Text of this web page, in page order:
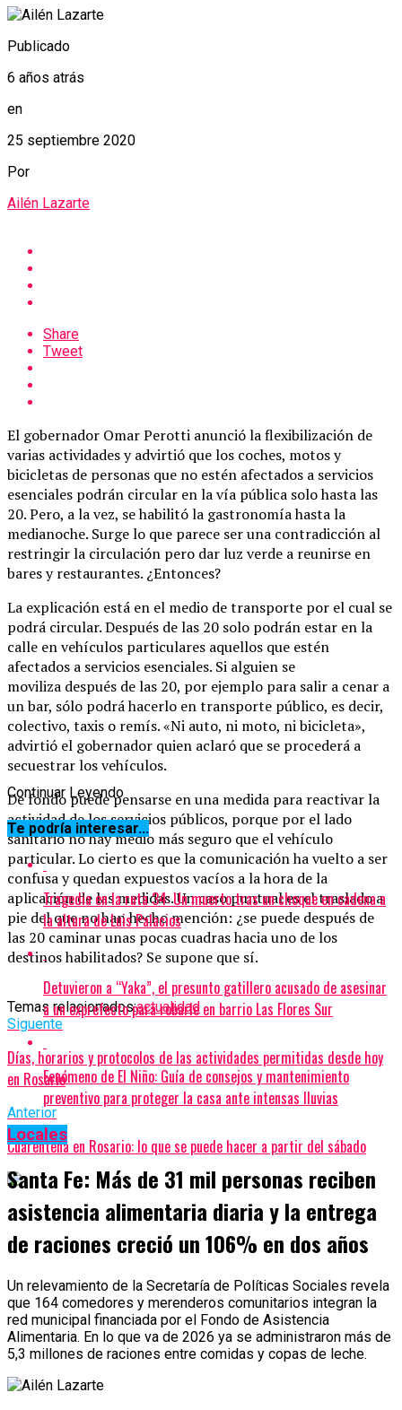
Publicado
6 años atrás
en
25 septiembre 2020
Por
Ailén Lazarte
Share
Tweet
El gobernador Omar Perotti anunció la flexibilización de
varias actividades y advirtió que los coches, motos y
bicicletas de personas que no estén afectados a servicios
esenciales podrán circular en la vía pública solo hasta las
20. Pero, a la vez, se habilitó la gastronomía hasta la
medianoche. Surge lo que parece ser una contradicción al
restringir la circulación pero dar luz verde a reunirse en
bares y restaurantes. ¿Entonces?
La explicación está en el medio de transporte por el cual se
podrá circular. Después de las 20 solo podrán estar en la
calle en vehículos particulares aquellos que estén
afectados a servicios esenciales. Si alguien se
moviliza después de las 20, por ejemplo para salir a cenar a
un bar, sólo podrá hacerlo en transporte público, es decir,
colectivo, taxis o remís. «Ni auto, ni moto, ni bicicleta»,
advirtió el gobernador quien aclaró que se procederá a
secuestrar los vehículos.
De fondo puede pensarse en una medida para reactivar la
actividad de los servicios públicos, porque por el lado
sanitario no hay medio más seguro que el vehículo
particular. Lo cierto es que la comunicación ha vuelto a ser
confusa y quedan expuestos vacíos a la hora de la
aplicación de las medidas. Un caso puntual es el traslado a
pie del que no han hecho mención: ¿se puede después de
las 20 caminar unas pocas cuadras hacia uno de los
destinos habilitados? Se supone que sí.
Temas relacionados:actualidad
Siguente
Días, horarios y protocolos de las actividades permitidas desde hoy
en Rosario
Anterior
Cuarentena en Rosario: lo que se puede hacer a partir del sábado
Continuar Leyendo
Te podría interesar...
Tragedia en la ruta 34: Un muerto tras un choque en cadena a
la altura de Luis Palacios
Detuvieron a “Yaka”, el presunto gatillero acusado de asesinar
a un exprefecto para robarle en barrio Las Flores Sur
Fenómeno de El Niño: Guía de consejos y mantenimiento
preventivo para proteger la casa ante intensas lluvias
Locales
Santa Fe: Más de 31 mil personas reciben
asistencia alimentaria diaria y la entrega
de raciones creció un 106% en dos años
Un relevamiento de la Secretaría de Políticas Sociales revela
que 164 comedores y merenderos comunitarios integran la
red municipal financiada por el Fondo de Asistencia
Alimentaria. En lo que va de 2026 ya se administraron más de
5,3 millones de raciones entre comidas y copas de leche.